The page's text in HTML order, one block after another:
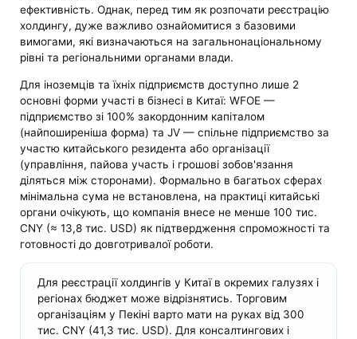
ефективність. Однак, перед тим як розпочати реєстрацію
холдингу, дуже важливо ознайомитися з базовими
вимогами, які визначаються на загальнонаціональному
рівні та регіональними органами влади.
Для іноземців та їхніх підприємств доступно лише 2
основні форми участі в бізнесі в Китаї: WFOE —
підприємство зі 100% закордонним капіталом
(найпоширеніша форма) та JV — спільне підприємство за
участю китайського резидента або організації
(управління, пайова участь і грошові зобов'язання
діляться між сторонами). Формально в багатьох сферах
мінімальна сума не встановлена, на практиці китайські
органи очікують, що компанія внесе не менше 100 тис.
CNY (≈ 13,8 тис. USD) як підтвердження спроможності та
готовності до довготривалої роботи.
Для реєстрації холдингів у Китаї в окремих галузях і
регіонах бюджет може відрізнятись. Торговим
організаціям у Пекіні варто мати на руках від 300
тис. CNY (41,3 тис. USD). Для консалтингових і